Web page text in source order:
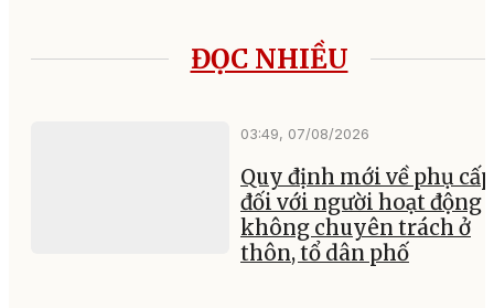
ĐỌC NHIỀU
03:49, 07/08/2026
Quy định mới về phụ cấp
đối với người hoạt động
không chuyên trách ở
thôn, tổ dân phố